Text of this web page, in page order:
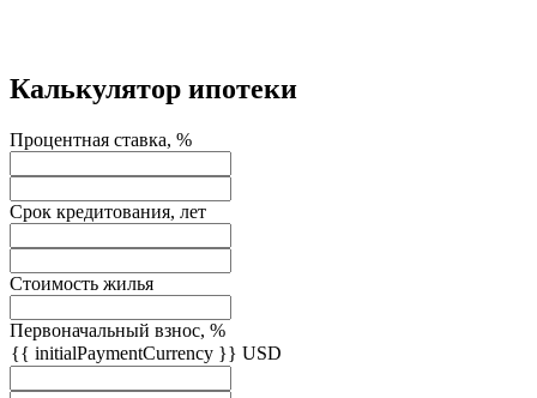
Калькулятор ипотеки
Процентная ставка, %
Срок кредитования, лет
Стоимость жилья
Первоначальный взнос, %
{{ initialPaymentCurrency }} USD